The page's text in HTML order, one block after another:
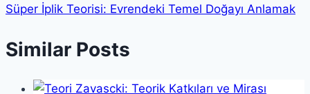
Süper İplik Teorisi: Evrendeki Temel Doğayı Anlamak
Similar Posts